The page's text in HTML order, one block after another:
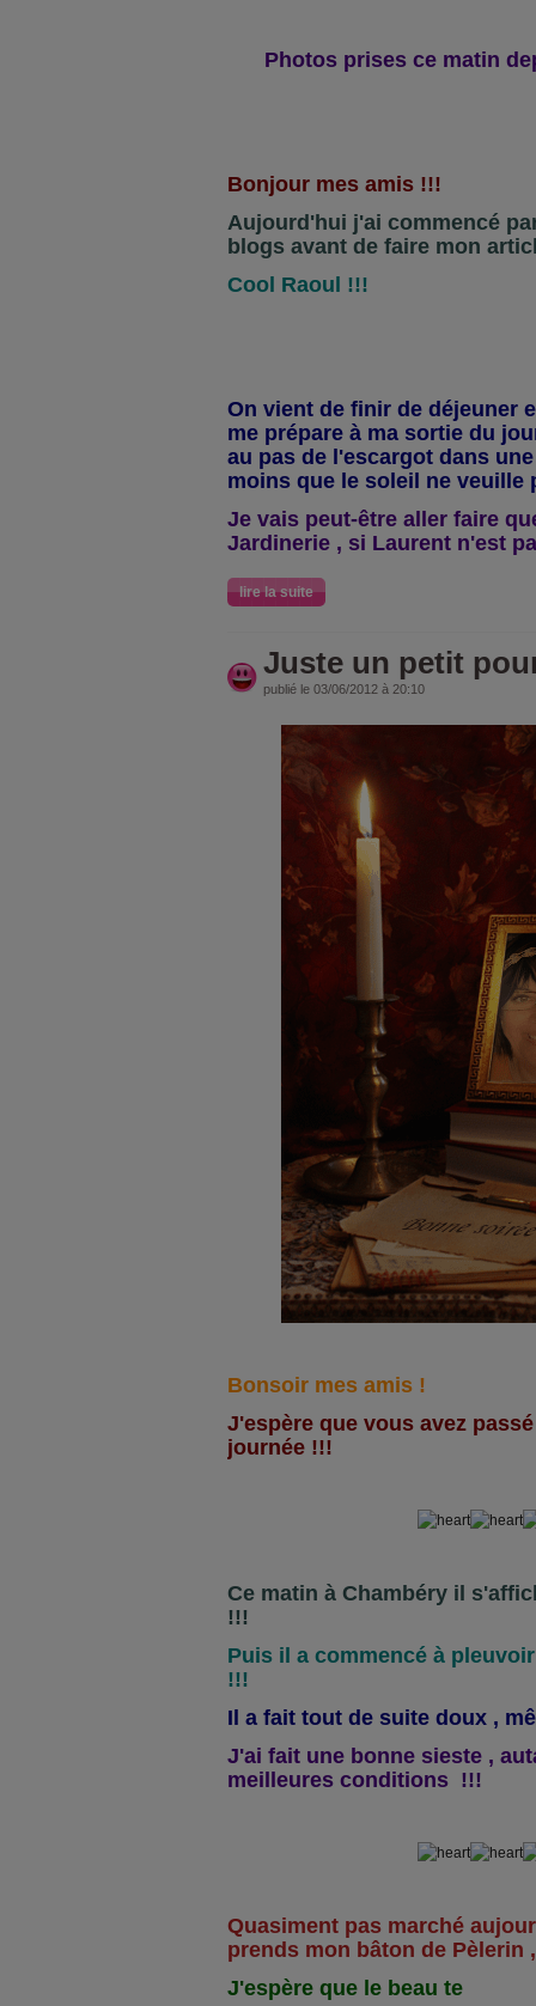
Photos prises ce matin
Bonjour mes amis !!!
Aujourd'hui j'ai commencé
blogs avant de faire mon
Cool Raoul !!!
On vient de finir de déjeuner
me prépare à ma sortie du
au pas de l'escargot dans
moins que le soleil ne veuille
Je vais peut-être aller faire
Jardinerie , si Laurent n'est
lire la suite
Juste un petit
publié le 03/06/2012 à 20:10
Bonsoir mes amis !
J'espère que vous avez
journée !!!
Ce matin à Chambéry il
!!!
Puis il a commencé à
!!!
Il a fait tout de suite doux ,
J'ai fait une bonne sieste ,
meilleures conditions !!!
Quasiment pas marché
prends mon bâton de Pèlerin
J'espère que le beau te